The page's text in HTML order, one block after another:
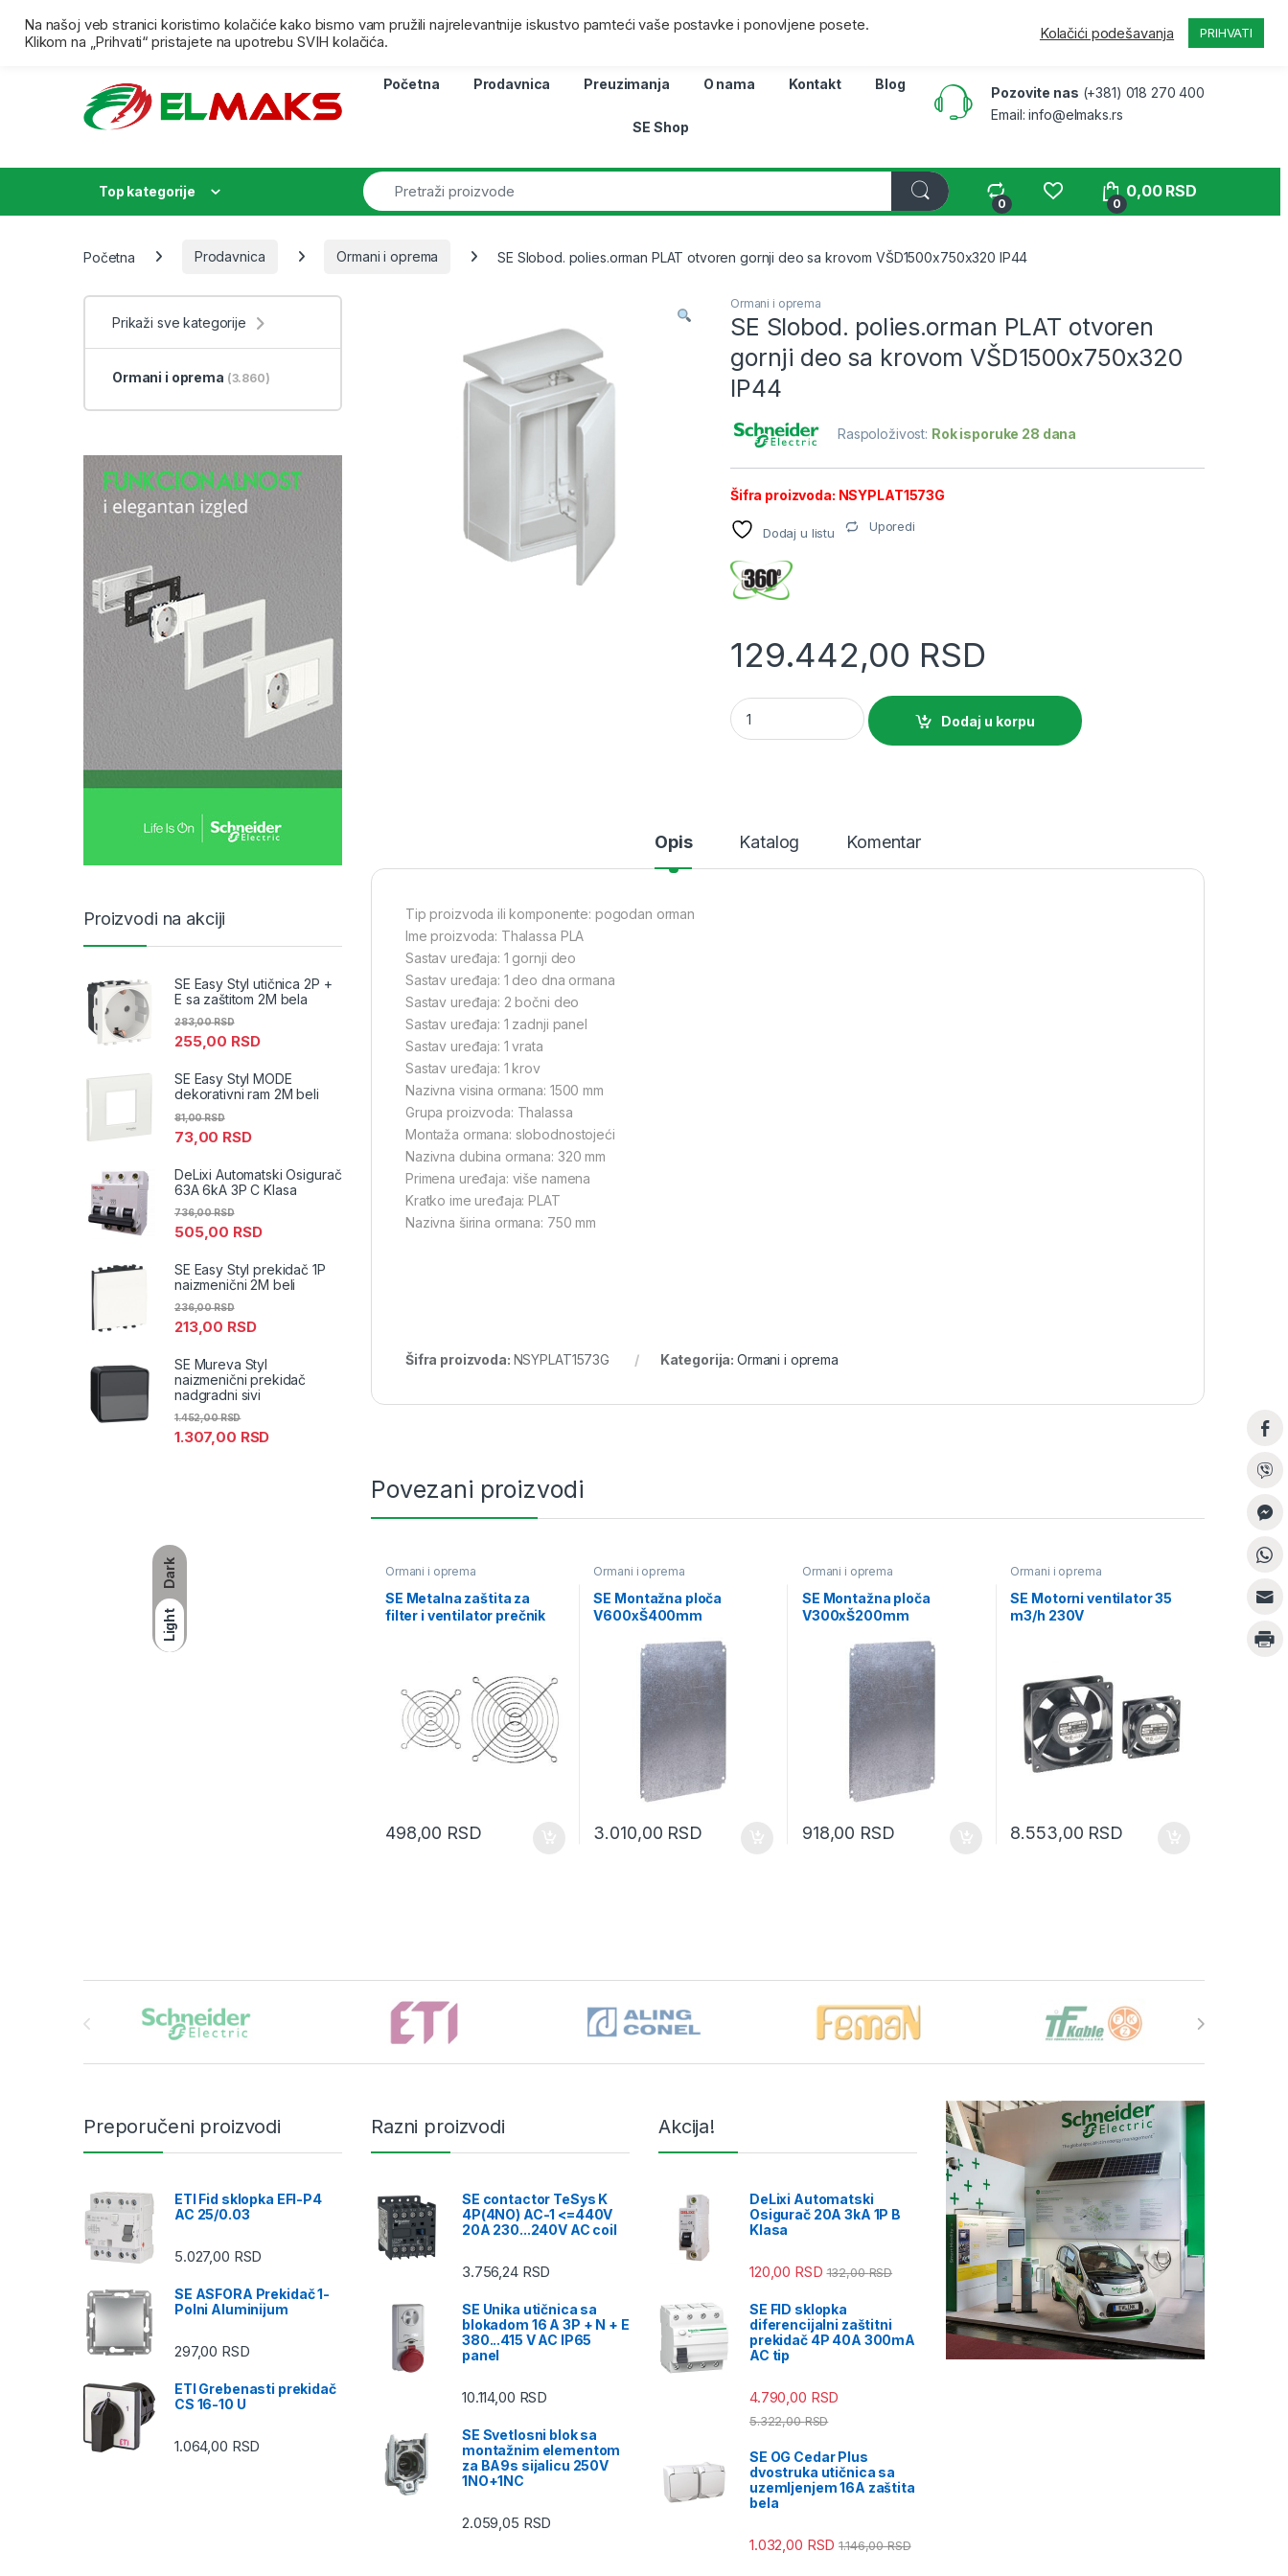
Dark
Light
Besplatna isporuka za porudžbine preko 4000,00 dinara Lokacija Moj nalog
Početna Prodavnica Preuzimanja O nama Kontakt Blog
SE Shop
Pozovite nas (+381) 018 270 400
Email: info@elmaks.rs
Top kategorije
0 0
0,00 RSD
Početna Prodavnica Ormani i oprema SE Slobod. polies.orman PLAT otvoren gornji deo sa krovom VŠD1500x750x320 IP44
Ormani i oprema
SE Slobod. polies.orman PLAT otvoren
gornji deo sa krovom VŠD1500x750x320
IP44
Raspoloživost: Rok isporuke 28 dana
Šifra proizvoda: NSYPLAT1573G
Dodaj u listu Uporedi
129.442,00 RSD
SE Slobod. polies.orman PLAT otvoren gornji deo sa krovom VŠD1500x750x320
Dodaj u korpu
Opis Katalog Komentar
Tip proizvoda ili komponente: pogodan orman
Ime proizvoda: Thalassa PLA
Sastav uređaja: 1 gornji deo
Sastav uređaja: 1 deo dna ormana
Sastav uređaja: 2 bočni deo
Sastav uređaja: 1 zadnji panel
Sastav uređaja: 1 vrata
Sastav uređaja: 1 krov
Nazivna visina ormana: 1500 mm
Grupa proizvoda: Thalassa
Montaža ormana: slobodnostojeći
Nazivna dubina ormana: 320 mm
Primena uređaja: više namena
Kratko ime uređaja: PLAT
Nazivna širina ormana: 750 mm
Šifra proizvoda: NSYPLAT1573G Kategorija: Ormani i oprema
Povezani proizvodi
Ormani i oprema
SE Metalna zaštita za
filter i ventilator prečnik
498,00 RSD
Ormani i oprema
SE Montažna ploča
V600xŠ400mm
3.010,00 RSD
Ormani i oprema
SE Montažna ploča
V300xŠ200mm
918,00 RSD
Ormani i oprema
SE Motorni ventilator 35
m3/h 230V
8.553,00 RSD
Prikaži sve kategorije
Ormani i oprema (3.860)
Proizvodi na akciji
SE Easy Styl utičnica 2P +
E sa zaštitom 2M bela
255,00 RSD
283,00RSD
SE Easy Styl MODE
dekorativni ram 2M beli
73,00 RSD
81,00RSD
DeLixi Automatski Osigurač
63A 6kA 3P C Klasa
505,00 RSD
736,00RSD
SE Easy Styl prekidač 1P
naizmenični 2M beli
213,00 RSD
236,00RSD
SE Mureva Styl
naizmenični prekidač
nadgradni sivi
1.307,00 RSD
1.452,00RSD
Preporučeni proizvodi
ETI Fid sklopka EFI-P4
AC 25/0.03
5.027,00 RSD
SE ASFORA Prekidač 1-
Polni Aluminijum
297,00 RSD
ETI Grebenasti prekidač
CS 16-10 U
1.064,00 RSD
Razni proizvodi
SE contactor TeSys K
4P(4NO) AC-1 <=440V
20A 230...240V AC coil
3.756,24 RSD
SE Unika utičnica sa
blokadom 16 A 3P + N + E
380...415 V AC IP65
panel
10.114,00 RSD
SE Svetlosni blok sa
montažnim elementom
za BA9s sijalicu 250V
1NO+1NC
2.059,05 RSD
Akcija!
DeLixi Automatski
Osigurač 20A 3kA 1P B
Klasa
120,00 RSD 132,00RSD
SE FID sklopka
diferencijalni zaštitni
prekidač 4P 40A 300mA
AC tip
4.790,00 RSD
5.322,00RSD
SE OG Cedar Plus
dvostruka utičnica sa
uzemljenjem 16A zaštita
bela
1.032,00 RSD 1.146,00RSD
Na našoj veb stranici koristimo kolačiće kako bismo vam pružili najrelevantnije iskustvo pamteći vaše postavke i ponovljene posete.
Klikom na „Prihvati“ pristajete na upotrebu SVIH kolačića.
Kolačići podešavanja PRIHVATI